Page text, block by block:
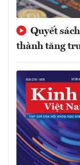
Quyết
thành tăng